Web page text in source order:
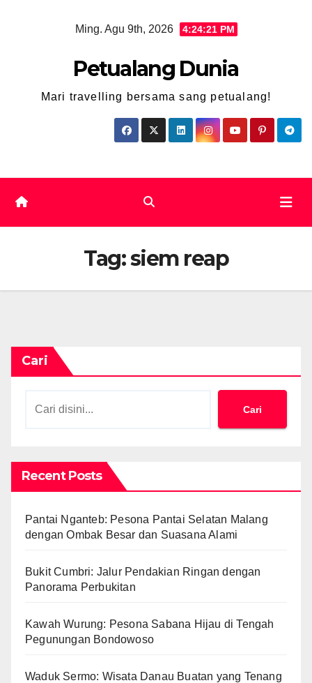
Ming. Agu 9th, 2026 4:24:21 PM
Petualang Dunia
Mari travelling bersama sang petualang!
Tag:siem reap
Cari
Cari
Recent Posts
Pantai Nganteb: Pesona Pantai Selatan Malang
dengan Ombak Besar dan Suasana Alami
Bukit Cumbri: Jalur Pendakian Ringan dengan
Panorama Perbukitan
Kawah Wurung: Pesona Sabana Hijau di Tengah
Pegunungan Bondowoso
Waduk Sermo: Wisata Danau Buatan yang Tenang